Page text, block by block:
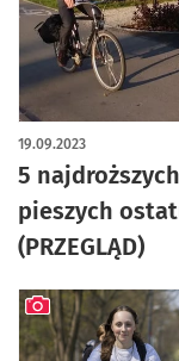
5
pieszych
(PRZEGLĄD)
19.09.2023
artykuł z galerią